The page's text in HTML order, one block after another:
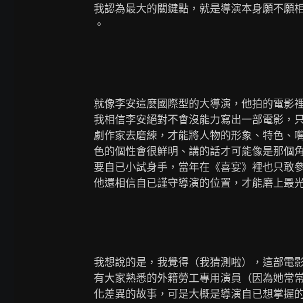
我認為最大的關鍵點，就是導演本身願不願
。
就像李安這麼國際型的大導演，他拍的電影
我相信李安絕對不會沒能力寫出一部電影，
劇作家去磨練，才能將人物的形象、特色、
色的個性會很鮮明、講的話才可能像是那個
要自已小試身手，當年在《喜宴》裡也只敢
他還相信自已謹守導演的位置，才能磨上最
我想說的是，我覺得（我猜測啦），這部電
有大家熟悉的外籍勞工專用演員（因為她常
化差異的故事，可是大概是導演自已想掌握